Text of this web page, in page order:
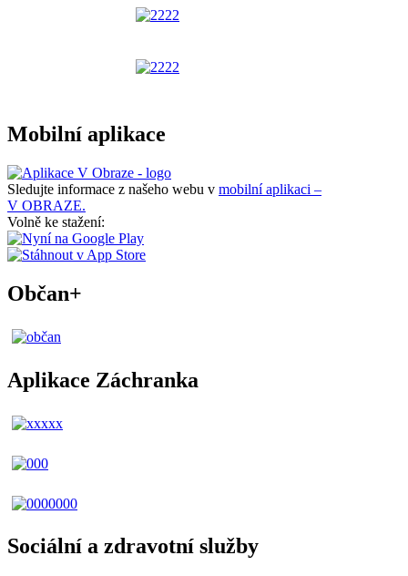
Mobilní aplikace
Sledujte informace z našeho webu v mobilní aplikaci –
V OBRAZE.
Volně ke stažení:
Občan+
Aplikace Záchranka
Sociální a zdravotní služby